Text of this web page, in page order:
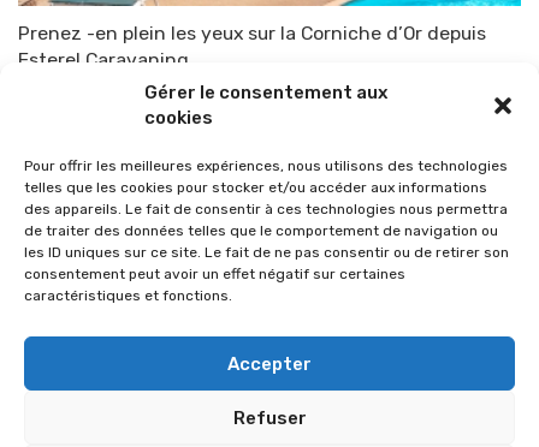
Gérer le consentement aux
cookies
Pour offrir les meilleures expériences, nous utilisons des technologies
telles que les cookies pour stocker et/ou accéder aux informations
des appareils. Le fait de consentir à ces technologies nous permettra
de traiter des données telles que le comportement de navigation ou
les ID uniques sur ce site. Le fait de ne pas consentir ou de retirer son
consentement peut avoir un effet négatif sur certaines
caractéristiques et fonctions.
Accepter
Refuser
Prenez -en plein les yeux sur la Corniche d’Or depuis
Esterel Caravaning
TOP-PARENTS 30 mai 2020